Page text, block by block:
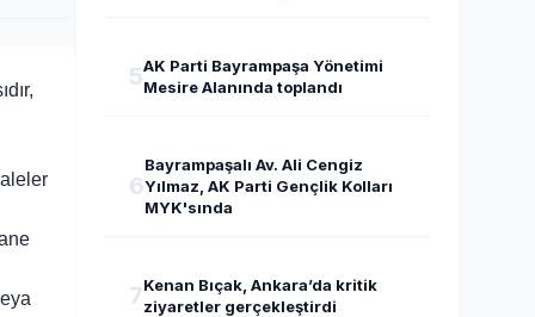
5AK Parti Bayrampaşa Yönetimi
Mesire Alanında toplandı
6
Bayrampaşalı Av. Ali Cengiz
Yılmaz, AK Parti Gençlik Kolları
MYK'sında
7Kenan Bıçak, Ankara’da kritik
ziyaretler gerçekleştirdi